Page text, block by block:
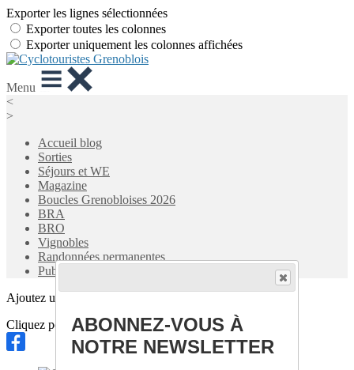
Exporter les lignes sélectionnées
Exporter toutes les colonnes
Exporter uniquement les colonnes affichées
Menu
<
>
Accueil blog
Sorties
Séjours et WE
Magazine
Boucles Grenobloises 2026
BRA
BRO
Vignobles
Randonnées permanentes
Publications
Ajoutez un logo, un bouton, des réseaux sociaux
Cliquez pour éditerABONNEZ-VOUS À
NOTRE NEWSLETTER